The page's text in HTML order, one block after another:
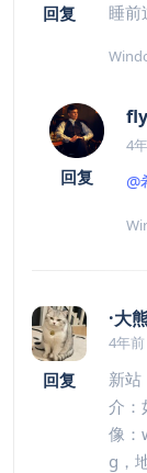
回复 睡前
回复
4
@
回复
·大
4年前
新站
介：
像
g，